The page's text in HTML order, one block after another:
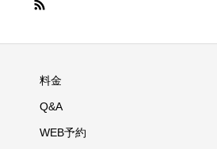
料金
Q&A
WEB予約